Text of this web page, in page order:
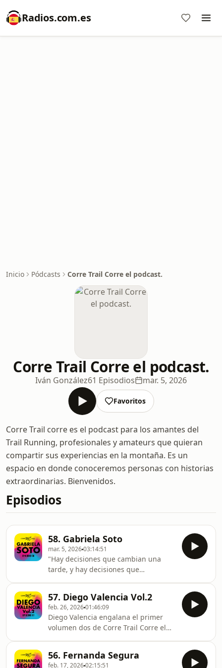
Radios.com.es
Inicio Pódcasts Corre Trail Corre el podcast.
Corre Trail Corre el podcast.
Iván González61 Episodios mar. 5, 2026
Favoritos
Corre Trail corre es el podcast para los amantes del
Trail Running, profesionales y amateurs que quieran
compartir sus experiencias en la montaña. Es un
espacio en donde conoceremos personas con historias
extraordinarias. Bienvenidos.
Episodios
58. Gabriela Soto
mar. 5, 202603:14:51
"Hay decisiones que cambian una
tarde, y hay decisiones que
una costarricense que encontró en
México mucho más que un hogar:
encontró el amor, su verdadera
pasión y la fuerza para domar las
rutas más salvajes del país. Desde sus
primeros pasos en el deporte a lo más
alto del podio en las distancias más
57. Diego Valencia Vol.2
feb. 26, 202601:46:09
Diego Valencia engalana el primer
volumen dos de Corre Trail Corre el
de carrera, de todas las experiencias
56. Fernanda Segura
feb. 17, 202602:15:51